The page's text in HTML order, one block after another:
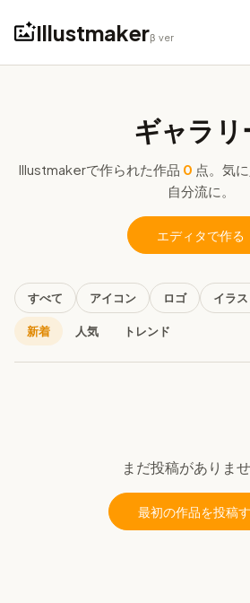
Illustmakerβ ver
ギャラリ
Illustmakerで作られた作品 0 点。気
自分流に。
エディタで作る
すべて アイコン ロゴ イラス
新着 人気 トレンド
まだ投稿がありませ
最初の作品を投稿